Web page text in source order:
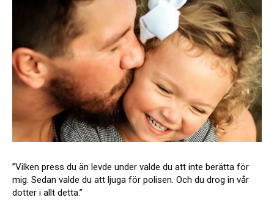
”Vilken press du än levde under valde du att inte berätta för
mig. Sedan valde du att ljuga för polisen. Och du drog in vår
dotter i allt detta.”